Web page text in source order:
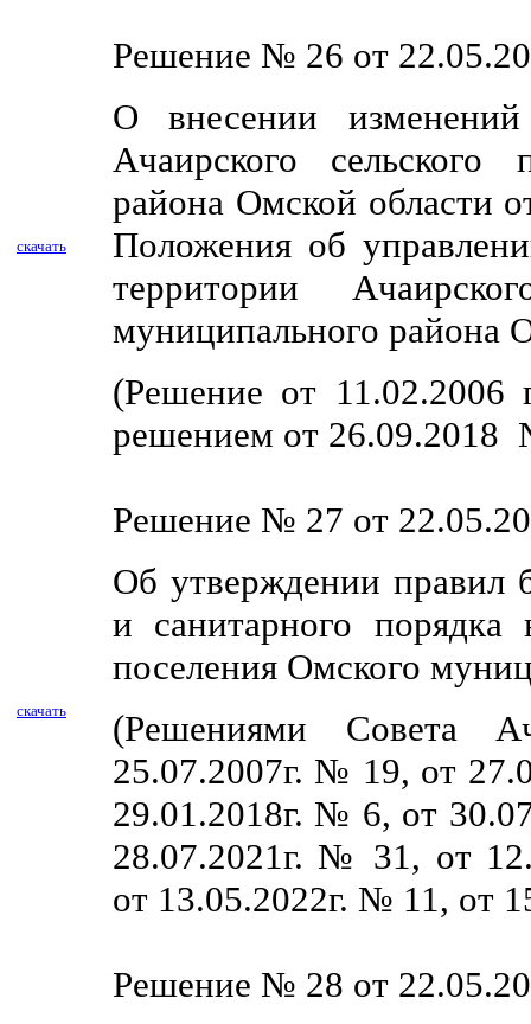
скачать
Решение № 26 от
О внесении
Ачаирского сельского
района Омской области
Положения об
территории
муниципального района
(Решение от
решением от 26.09.2018
скачать
Решение № 27 от
Об утверждении правил
и санитарного порядка
поселения Омского
(Решениями Совета
25.07.2007г. № 19, от
29.01.2018г. № 6, от
28.07.2021г. № 31, от
от 13.05.2022г. № 11, от
Решение № 28 от